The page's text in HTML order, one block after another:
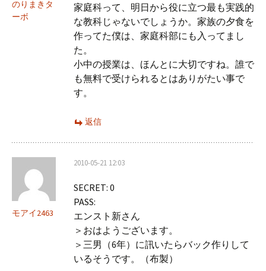
のりまきタ
ーボ
家庭科って、明日から役に立つ最も実践的
な教科じゃないでしょうか。家族の夕食を
作ってた僕は、家庭科部にも入ってまし
た。
小中の授業は、ほんとに大切ですね。誰で
も無料で受けられるとはありがたい事で
す。
返信
モアイ2463
2010-05-21 12:03
SECRET: 0
PASS:
エンスト新さん
＞おはようございます。
＞三男（6年）に訊いたらバック作りして
いるそうです。（布製）